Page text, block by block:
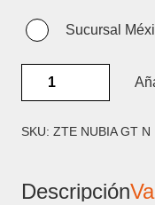
Sucursal
NUBIA
NEO
SKU: ZTE NUBIA GT N
Descripción